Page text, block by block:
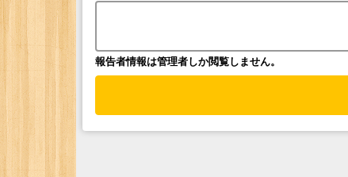
報告者情報は管理者しか閲覧しません。